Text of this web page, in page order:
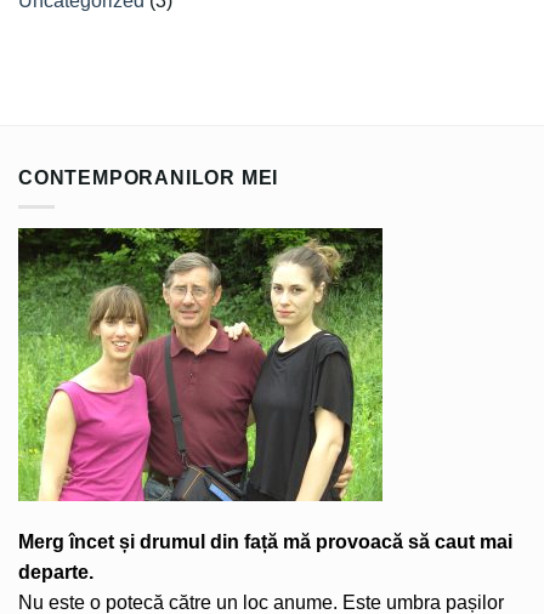
CONTEMPORANILOR MEI
Merg încet și drumul din față mă provoacă să caut mai
departe.
Nu este o potecă către un loc anume. Este umbra pașilor